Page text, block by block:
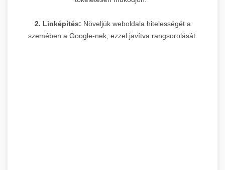
2. Linképítés: Növeljük weboldala hitelességét a
szemében a Google-nek, ezzel javítva rangsorolását.